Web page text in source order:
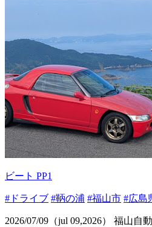
ビート PP1
#ドライブ #鞆の浦 #福山市 #広島
2026/07/09（jul 09,2026） 福山自